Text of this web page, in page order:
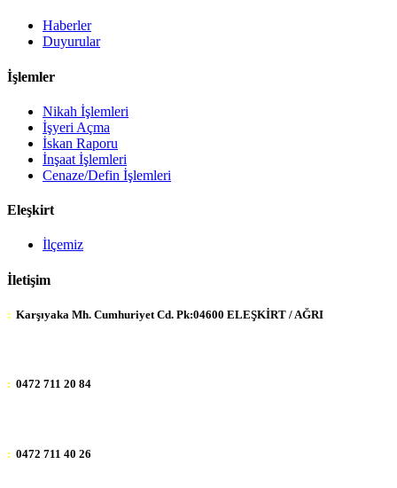
Haberler
Duyurular
İşlemler
Nikah İşlemleri
İşyeri Açma
İskan Raporu
İnşaat İşlemleri
Cenaze/Defin İşlemleri
Eleşkirt
İlçemiz
İletişim
: Karşıyaka Mh. Cumhuriyet Cd. Pk:04600 ELEŞKİRT / AĞRI
: 0472 711 20 84
: 0472 711 40 26